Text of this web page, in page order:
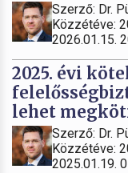
Szerző: Dr.
Közzétéve:
2026.01.15.
2025. évi
lehet
Szerző: Dr.
Közzétéve:
2025.01.19.